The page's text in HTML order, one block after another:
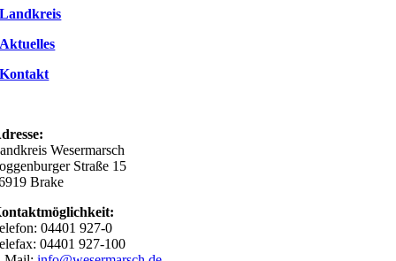
Landkreis
Aktuelles
Kontakt
Wesermarsch
Straße 15
Brake
04401 927-0
04401 927-100